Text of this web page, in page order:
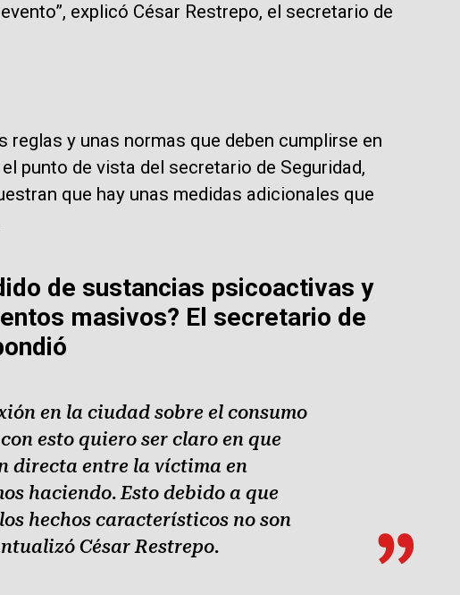
explicó César Restrepo, el secretario de
reglas y unas normas que deben cumplirse en
punto de vista del secretario de Seguridad,
que hay unas medidas adicionales que
de sustancias psicoactivas y
masivos? El secretario de
en la ciudad sobre el consumo
esto quiero ser claro en que
directa entre la víctima en
haciendo. Esto debido a que
hechos característicos no son
César Restrepo.